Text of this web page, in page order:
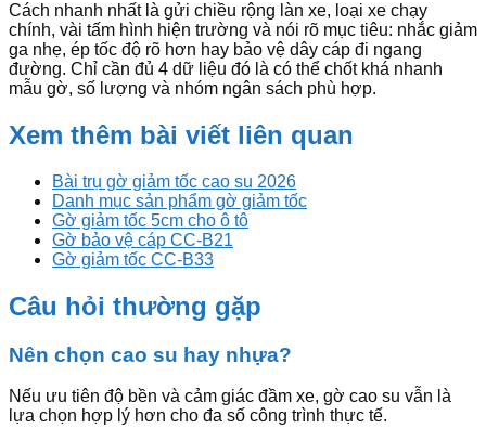
Cách nhanh nhất là gửi chiều rộng làn xe, loại xe chạy
chính, vài tấm hình hiện trường và nói rõ mục tiêu: nhắc giảm
ga nhẹ, ép tốc độ rõ hơn hay bảo vệ dây cáp đi ngang
đường. Chỉ cần đủ 4 dữ liệu đó là có thể chốt khá nhanh
mẫu gờ, số lượng và nhóm ngân sách phù hợp.
Xem thêm bài viết liên quan
Bài trụ gờ giảm tốc cao su 2026
Danh mục sản phẩm gờ giảm tốc
Gờ giảm tốc 5cm cho ô tô
Gờ bảo vệ cáp CC-B21
Gờ giảm tốc CC-B33
Câu hỏi thường gặp
Nên chọn cao su hay nhựa?
Nếu ưu tiên độ bền và cảm giác đầm xe, gờ cao su vẫn là
lựa chọn hợp lý hơn cho đa số công trình thực tế.